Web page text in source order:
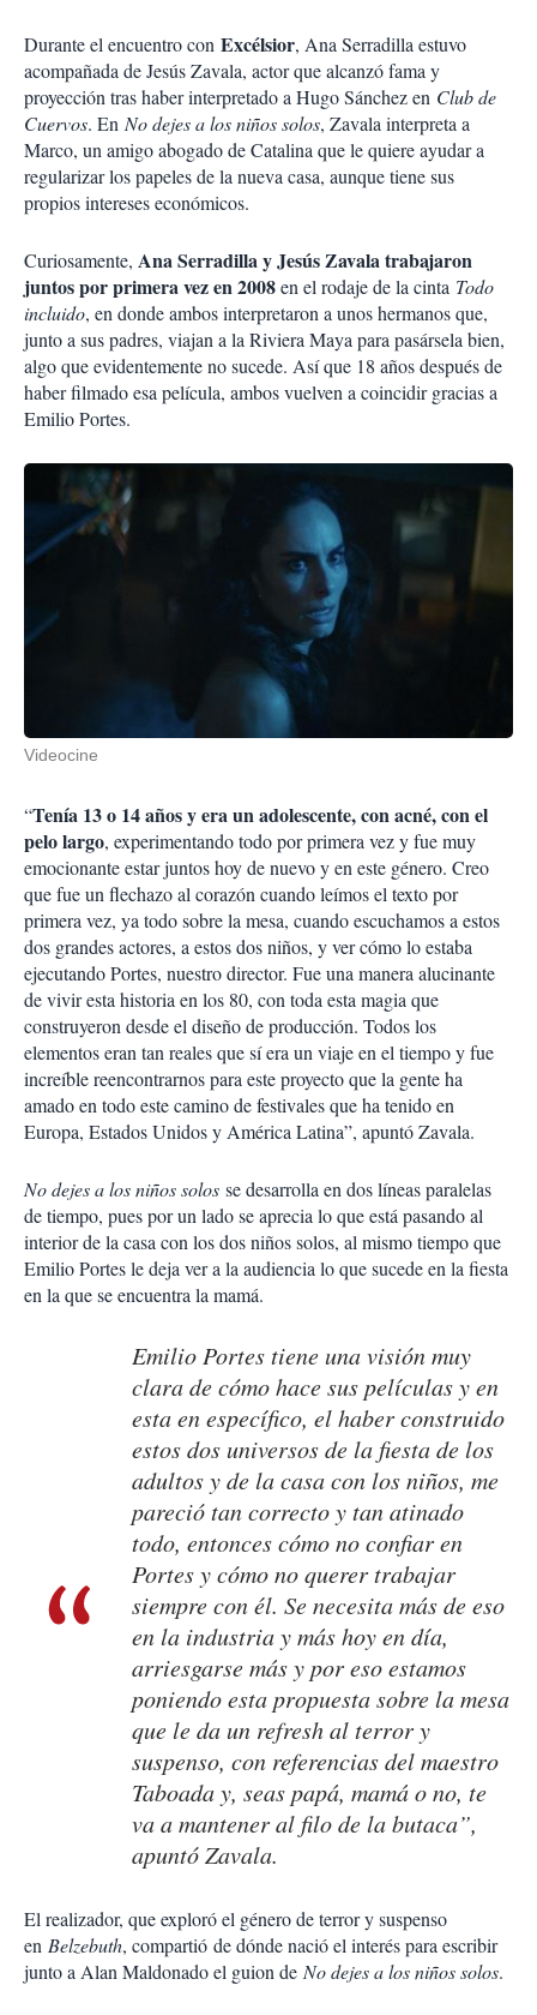
Durante el encuentro con Excélsior, Ana Serradilla estuvo
acompañada de Jesús Zavala, actor que alcanzó fama y
proyección tras haber interpretado a Hugo Sánchez en Club de
Cuervos. En No dejes a los niños solos, Zavala interpreta a
Marco, un amigo abogado de Catalina que le quiere ayudar a
regularizar los papeles de la nueva casa, aunque tiene sus
propios intereses económicos.
Curiosamente, Ana Serradilla y Jesús Zavala trabajaron
juntos por primera vez en 2008en el rodaje de la cinta Todo
incluido, en donde ambos interpretaron a unos hermanos que,
junto a sus padres, viajan a la Riviera Maya para pasársela bien,
algo que evidentemente no sucede. Así que 18 años después de
haber filmado esa película, ambos vuelven a coincidir gracias a
Emilio Portes.
Videocine
“Tenía 13 o 14 años y era un adolescente, con acné, con el
pelo largo, experimentando todo por primera vez y fue muy
emocionante estar juntos hoy de nuevo y en este género. Creo
que fue un flechazo al corazón cuando leímos el texto por
primera vez, ya todo sobre la mesa, cuando escuchamos a estos
dos grandes actores, a estos dos niños, y ver cómo lo estaba
ejecutando Portes, nuestro director. Fue una manera alucinante
de vivir esta historia en los 80, con toda esta magia que
construyeron desde el diseño de producción. Todos los
elementos eran tan reales que sí era un viaje en el tiempo y fue
increíble reencontrarnos para este proyecto que la gente ha
amado en todo este camino de festivales que ha tenido en
Europa, Estados Unidos y América Latina”, apuntó Zavala.
No dejes a los niños solos se desarrolla en dos líneas paralelas
de tiempo, pues por un lado se aprecia lo que está pasando al
interior de la casa con los dos niños solos, al mismo tiempo que
Emilio Portes le deja ver a la audiencia lo que sucede en la fiesta
en la que se encuentra la mamá.
Emilio Portes tiene una visión muy
clara de cómo hace sus películas y en
esta en específico, el haber construido
estos dos universos de la fiesta de los
adultos y de la casa con los niños, me
pareció tan correcto y tan atinado
todo, entonces cómo no confiar en
Portes y cómo no querer trabajar
siempre con él. Se necesita más de eso
en la industria y más hoy en día,
arriesgarse más y por eso estamos
poniendo esta propuesta sobre la mesa
que le da un refresh al terror y
suspenso, con referencias del maestro
Taboada y, seas papá, mamá o no, te
va a mantener al filo de la butaca”,
apuntó Zavala.
El realizador, que exploró el género de terror y suspenso
en Belzebuth, compartió de dónde nació el interés para escribir
junto a Alan Maldonado el guion de No dejes a los niños solos.